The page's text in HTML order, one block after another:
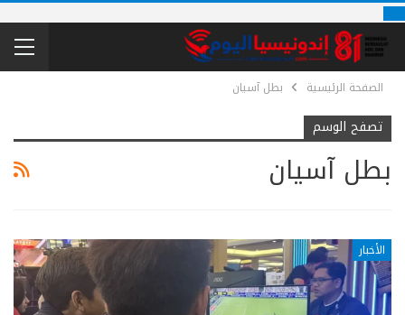
الصفحة الرئيسية بطل آسيان
تصفح الوسم
بطل آسيان
الأخبار